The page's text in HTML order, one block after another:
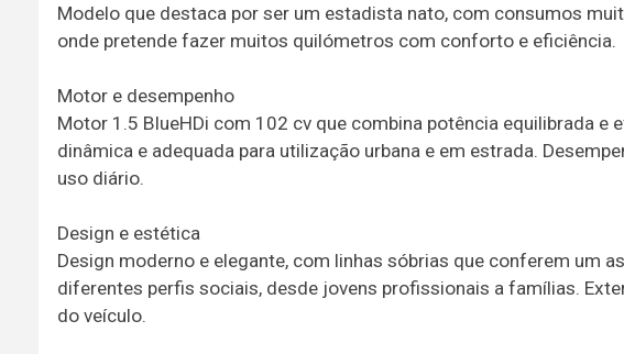
Modelo que destaca por ser um estadista nato, com consumos
onde pretende fazer muitos quilómetros com conforto e eficiência.
Motor e desempenho
Motor 1.5 BlueHDi com 102 cv que combina potência equilibrada
dinâmica e adequada para utilização urbana e em estrada.
uso diário.
Design e estética
Design moderno e elegante, com linhas sóbrias que conferem um
diferentes perfis sociais, desde jovens profissionais a famílias.
do veículo.